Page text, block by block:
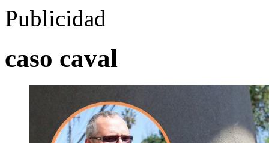
Publicidad
caso caval